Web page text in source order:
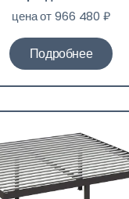
цена от 966 480 ₽
Подробнее